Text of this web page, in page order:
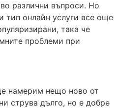
различни въпроси. Но
тип онлайн услуги все още
така че
проблеми при
намерим нещо ново от
струва дълго, но е добре